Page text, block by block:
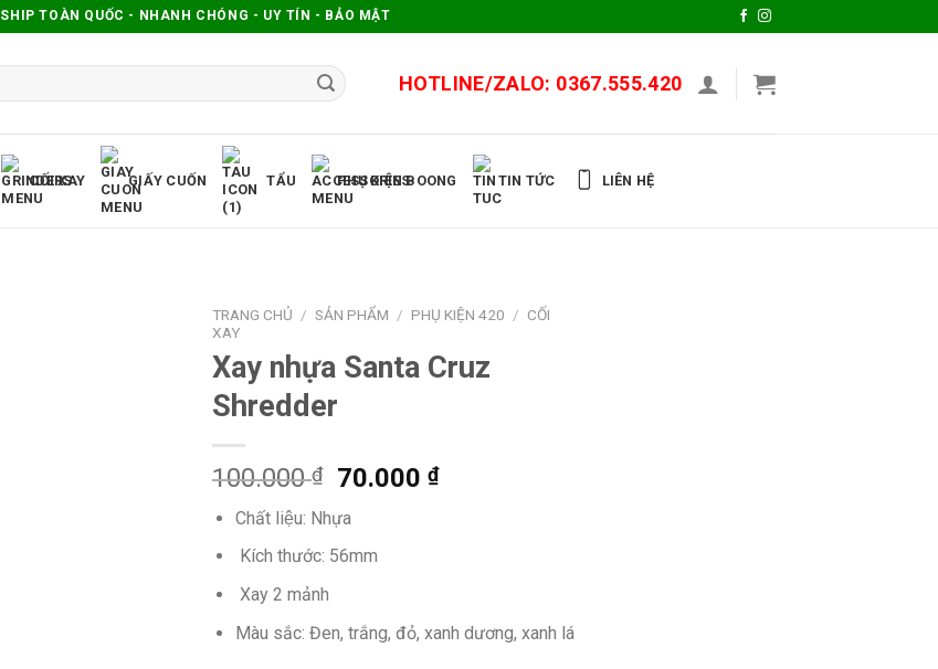
SHIP TOÀN QUỐC - NHANH CHÓNG - UY TÍN - BẢO MẬT
HOTLINE/ZALO: 0367.555.420
CỐI XAY GIẤY CUỐN TẨU PHỤ KIỆN BOONG TIN TỨC LIÊN HỆ
TRANG CHỦ / SẢN PHẨM / PHỤ KIỆN 420 / CỐI
XAY
Xay nhựa Santa Cruz
Shredder
100.000₫ 70.000₫
Chất liệu: Nhựa
Kích thước: 56mm
Xay 2 mảnh
Màu sắc: Đen, trắng, đỏ, xanh dương, xanh lá